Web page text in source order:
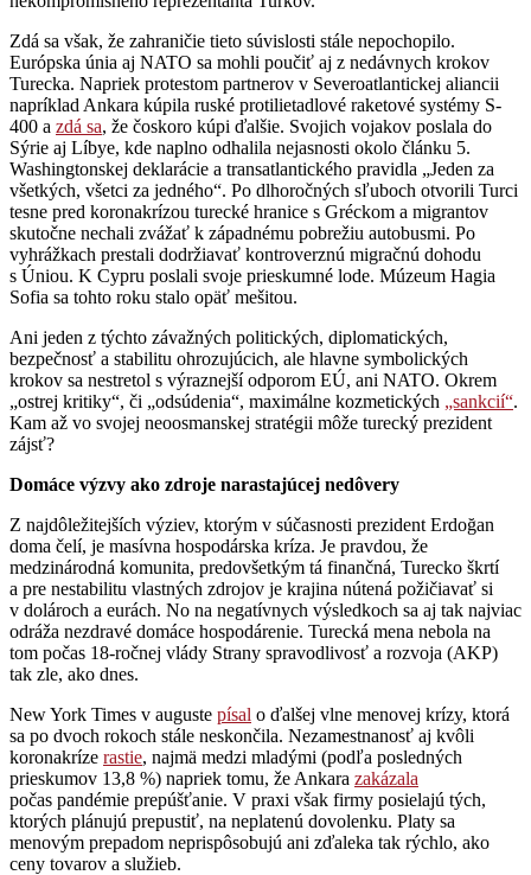
Zdá sa však, že zahraničie tieto súvislosti stále nepochopilo.
Európska únia aj NATO sa mohli poučiť aj z nedávnych krokov
Turecka. Napriek protestom partnerov v Severoatlantickej aliancii
napríklad Ankara kúpila ruské protilietadlové raketové systémy S-
400 a zdá sa, že čoskoro kúpi ďalšie. Svojich vojakov poslala do
Sýrie aj Líbye, kde naplno odhalila nejasnosti okolo článku 5.
Washingtonskej deklarácie a transatlantického pravidla „Jeden za
všetkých, všetci za jedného“. Po dlhoročných sľuboch otvorili Turci
tesne pred koronakrízou turecké hranice s Gréckom a migrantov
skutočne nechali zvážať k západnému pobrežiu autobusmi. Po
vyhrážkach prestali dodržiavať kontroverznú migračnú dohodu
s Úniou. K Cypru poslali svoje prieskumné lode. Múzeum Hagia
Sofia sa tohto roku stalo opäť mešitou.
Ani jeden z týchto závažných politických, diplomatických,
bezpečnosť a stabilitu ohrozujúcich, ale hlavne symbolických
krokov sa nestretol s výraznejší odporom EÚ, ani NATO. Okrem
„ostrej kritiky“, či „odsúdenia“, maximálne kozmetických „sankcií“.
Kam až vo svojej neoosmanskej stratégii môže turecký prezident
zájsť?
Domáce výzvy ako zdroje narastajúcej nedôvery
Z najdôležitejších výziev, ktorým v súčasnosti prezident Erdoğan
doma čelí, je masívna hospodárska kríza. Je pravdou, že
medzinárodná komunita, predovšetkým tá finančná, Turecko škrtí
a pre nestabilitu vlastných zdrojov je krajina nútená požičiavať si
v dolároch a eurách. No na negatívnych výsledkoch sa aj tak najviac
odráža nezdravé domáce hospodárenie. Turecká mena nebola na
tom počas 18-ročnej vlády Strany spravodlivosť a rozvoja (AKP)
tak zle, ako dnes.
New York Times v auguste písal o ďalšej vlne menovej krízy, ktorá
sa po dvoch rokoch stále neskončila. Nezamestnanosť aj kvôli
koronakríze rastie, najmä medzi mladými (podľa posledných
prieskumov 13,8 %) napriek tomu, že Ankara zakázala
počas pandémie prepúšťanie. V praxi však firmy posielajú tých,
ktorých plánujú prepustiť, na neplatenú dovolenku. Platy sa
menovým prepadom neprispôsobujú ani zďaleka tak rýchlo, ako
ceny tovarov a služieb.